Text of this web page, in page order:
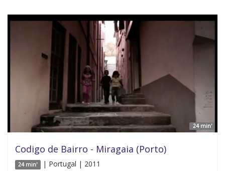
24 min'
Codigo de Bairro - Miragaia (Porto)
24 min' | Portugal | 2011